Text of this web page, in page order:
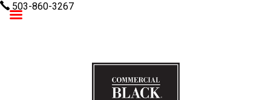
503-860-3267